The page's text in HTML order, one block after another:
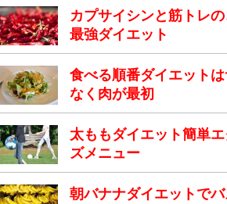
カプサイシンと筋トレ
最強ダイエット
食べる順番ダイエット
なく肉が最初
太ももダイエット簡単
ズメニュー
朝バナナダイエットで